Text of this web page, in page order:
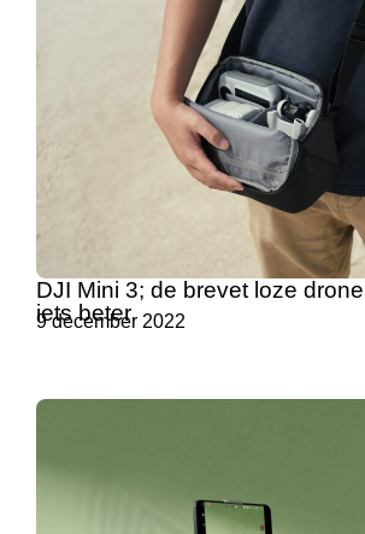
DJI Mini 3; de brevet loze
iets beter
9 december 2022